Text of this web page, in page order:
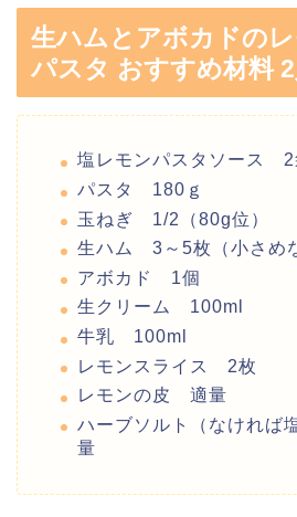
生ハムとアボカドの
パスタ おすすめ材料
塩レモンパスタソース 2
パスタ 180ｇ
玉ねぎ 1/2（80g位）
生ハム 3～5枚（小さめ
アボカド 1個
生クリーム 100ml
牛乳 100ml
レモンスライス 2枚
レモンの皮 適量
ハーブソルト（なければ
量